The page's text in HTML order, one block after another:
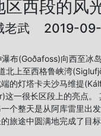
区西段的风
老武 2019-
布(Goðafoss)向西至冰
北上至西格鲁峡湾
的灯塔卡夫沙马维提
这一很长区段上的亮点。
个整天是从阿库雷里出
旅途中圆满地完成了目标